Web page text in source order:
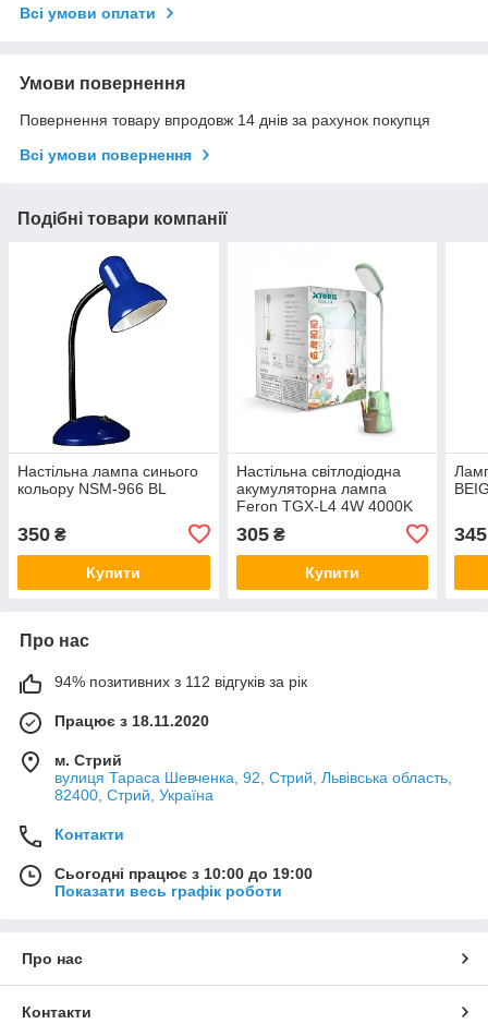
Всі умови оплати
Умови повернення
Повернення товару впродовж 14 днів за рахунок покупця
Всі умови повернення
Подібні товари компанії
Настільна лампа синього
кольору NSM-966 BL
350 ₴
Купити
Настільна світлодіодна
акумуляторна лампа
Feron TGX-L4 4W 4000K
USB 3 рівня яскр.зелений/
рожевий
305₴
Купити
345
Про нас
94% позитивних з 112 відгуків за рік
Працює з 18.11.2020
м. Стрий
вулиця Тараса Шевченка, 92, Стрий, Львівська область,
82400, Стрий, Україна
Контакти
Сьогодні працює з 10:00 до 19:00
Показати весь графік роботи
Про нас
Контакти